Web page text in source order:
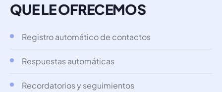
QUE LE OFRECEMOS
Registro automático de contactos
Respuestas automáticas
Recordatorios y seguimientos